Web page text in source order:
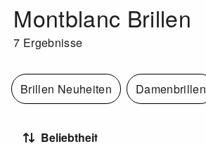
Montblanc Brillen
7 Ergebnisse
Brillen Neuheiten Damenbrillen